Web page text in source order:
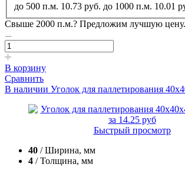
до 500 п.м. 10.73 руб. до 1000 п.м. 10.01
Свыше 2000 п.м.? Предложим лучшую
В корзину
Сравнить
В наличии Уголок для паллетирования
Быстрый просмотр
40 / Ширина, мм
4 / Толщина, мм